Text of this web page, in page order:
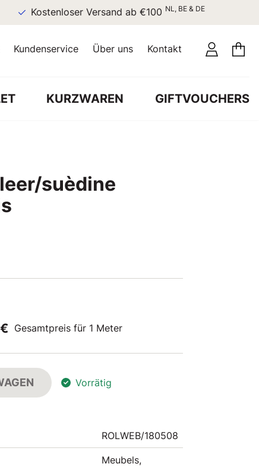
Kostenloser Versand ab €100NL, BE & DE
Kundenservice Über uns Kontakt
KURZWAREN GIFTVOUCHERS
suèdine
Gesamtpreis für 1 Meter
Vorrätig
ROLWEB/180508
Meubels,